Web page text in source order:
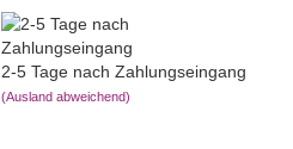
2-5 Tage nach Zahlungseingang
(Ausland abweichend)